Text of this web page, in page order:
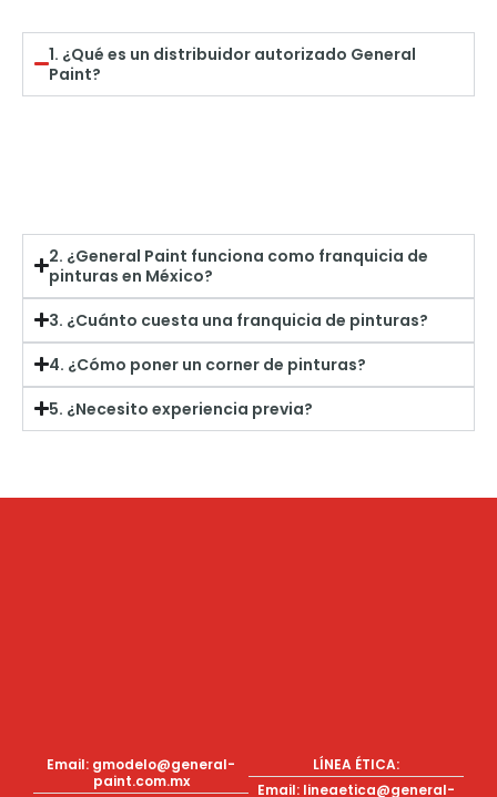
1. ¿Qué es un distribuidor autorizado General
Paint?
2. ¿General Paint funciona como franquicia de
pinturas en México?
3. ¿Cuánto cuesta una franquicia de pinturas?
4. ¿Cómo poner un corner de pinturas?
5. ¿Necesito experiencia previa?
Email: gmodelo@general-
paint.com.mx
LÍNEA ÉTICA:
Email: lineaetica@general-